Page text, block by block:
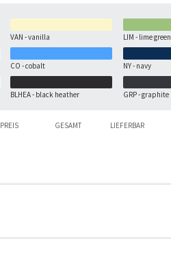
VAN - vanilla LIM - lime green
CO - cobalt NY - navy
BLHEA - black heather GRP - graphite
PREIS GESAMT LIEFERBAR